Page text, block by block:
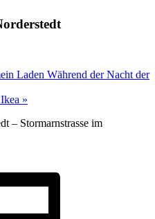
Laden Während der Nacht der
»
– Stormarnstrasse im